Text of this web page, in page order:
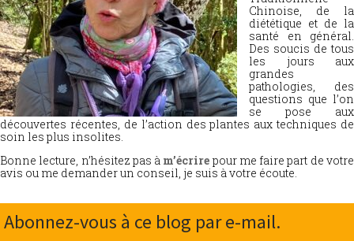
Chinoise, de la
diététique et de la
santé en général.
Des soucis de tous
les jours aux
grandes
pathologies, des
questions que l’on
se pose aux
découvertes récentes, de l’action des plantes aux techniques de
soin les plus insolites.
Bonne lecture, n’hésitez pas à m’écrire pour me faire part de votre
avis ou me demander un conseil, je suis à votre écoute.
Abonnez-vous à ce blog par e-mail.